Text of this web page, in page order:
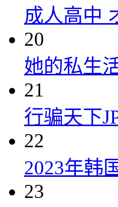
成人高中
20
她的私生
21
行骗天下
22
2023年韩
23